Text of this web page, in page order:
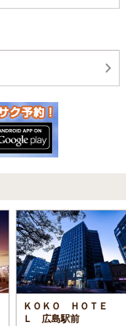
ＫＯＫＯ ＨＯＴＥ
Ｌ 広島駅前